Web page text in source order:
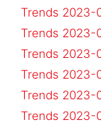
Trends 2023-
Trends 2023-
Trends 2023-
Trends 2023-
Trends 2023-
Trends 2023-